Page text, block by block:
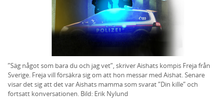
”Säg något som bara du och jag vet”, skriver Aishats kompis Freja från
Sverige. Freja vill försäkra sig om att hon messar med Aishat. Senare
visar det sig att det var Aishats mamma som svarat ”Din kille” och
fortsatt konversationen. Bild: Erik Nylund